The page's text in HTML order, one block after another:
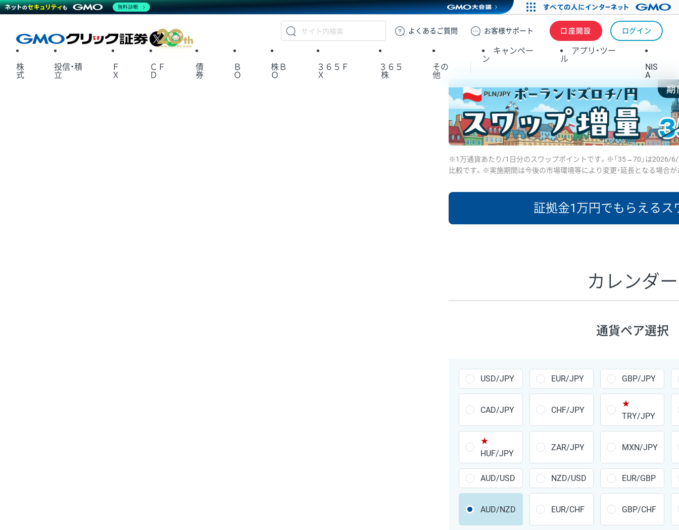
GMOクリック証券
よくある ご質問 お客様サポート 口座開設 ログイン
X
株
式
投信・積
立
Ｆ
Ｘ
ＣＦ
Ｄ
債
券
Ｂ
Ｏ
株Ｂ
Ｏ
３６５Ｆ
Ｘ
３６５
株
その
他
キャンペー
ン
アプリ・ツー
ル
NIS
A
※1万通貨あたり/1日分のスワップポイントです。※「35→70」は2026/6/
比較です。※実施期間は今後の市場環境等により変更・延長となる場合が
証拠金1万円でもらえるス
あたりの
ポイント
GBP/JPY 170円
AUD/JPY 106円
NZD/JPY 28円
CAD/JPY 38円
CHF/JPY 34円
カレンダー
通貨ペア選択
USD/JPY EUR/JPY GBP/JPY
CAD/JPY CHF/JPY
★
TRY/JPY
★
HUF/JPY
ZAR/JPY MXN/JPY
AUD/USD NZD/USD EUR/GBP
AUD/NZD EUR/CHF GBP/CHF
無料診断